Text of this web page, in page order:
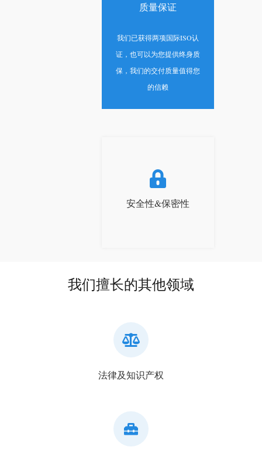
质量保证
我们已获得两项国际ISO认
证，也可以为您提供终身质
保，我们的交付质量值得您
的信赖
安全性&保密性
我们擅长的其他领域
法律及知识产权